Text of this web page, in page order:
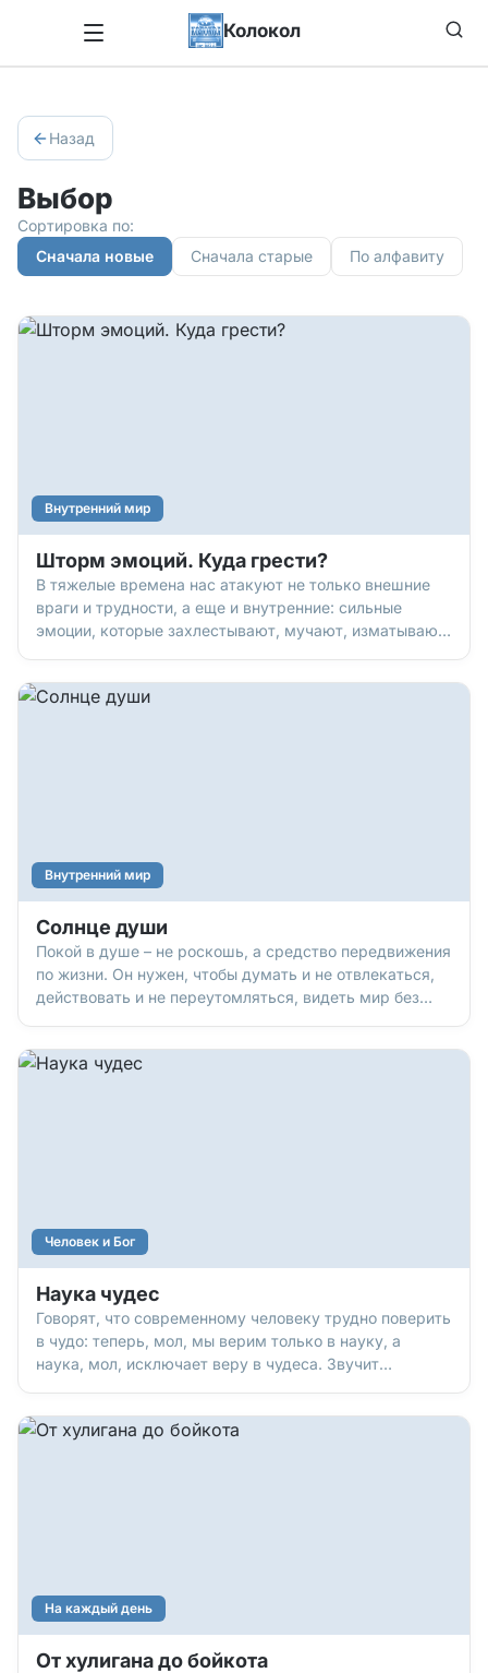
Колокол
Назад
Выбор
Сортировка по:
Сначала новые
Сначала старые По алфавиту
Внутренний мир
Шторм эмоций. Куда грести?
В тяжелые времена нас атакуют не только внешние
враги и трудности, а еще и внутренние: сильные
эмоции, которые захлестывают, мучают, изматывают.
почувствовать, что происходит. Но не указывают нам,
Внутренний мир
Солнце души
Покой в душе – не роскошь, а средство передвижения
по жизни. Он нужен, чтобы думать и не отвлекаться,
действовать и не переутомляться, видеть мир без
события только и делают, что выбивают нас из колеи.
Человек и Бог
Наука чудес
Говорят, что современному человеку трудно поверить
в чудо: теперь, мол, мы верим только в науку, а
наука, мол, исключает веру в чудеса. Звучит
люди, верующие в Бога) не согласились бы с таким
На каждый день
От хулигана до бойкота